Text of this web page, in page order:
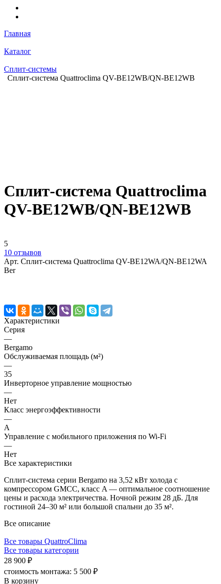
Главная
Каталог
Сплит-системы
Сплит-система Quattroclima QV-BE12WB/QN-BE12WB
Сплит-система Quattroclima
QV-BE12WB/QN-BE12WB
5
10 отзывов
Арт. Сплит-система Quattroclima QV-BE12WA/QN-BE12WA
Ber
Характеристики
Серия
—
Bergamo
Обслуживаемая площадь (м²)
—
35
Инверторное управление мощностью
—
Нет
Класс энергоэффективности
—
A
Управление c мобильного приложения по Wi-Fi
—
Нет
Все характеристики
Сплит-система серии Bergamo на 3,52 кВт холода с
компрессором GMCC, класс A — оптимальное соотношение
цены и расхода электричества. Ночной режим 28 дБ. Для
гостиной 24–30 м² или большой спальни до 35 м².
Все описание
Все товары QuattroClima
Все товары категории
28 900 ₽
стоимость монтажа: 5 500 ₽
В корзину